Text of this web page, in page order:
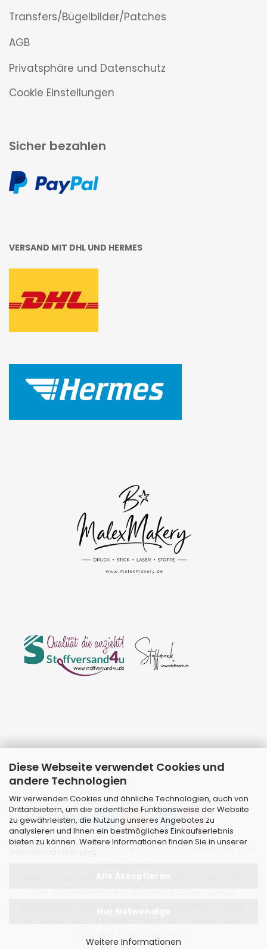
Diese Webseite verwendet Cookies und
andere Technologien
Wir verwenden Cookies und ähnliche Technologien, auch von
Drittanbietern, um die ordentliche Funktionsweise der Website
zu gewährleisten, die Nutzung unseres Angebotes zu
analysieren und Ihnen ein bestmögliches Einkaufserlebnis
bieten zu können. Weitere Informationen finden Sie in unserer
.
Alle Akzeptieren
Nur Notwendige
Weitere Informationen
Transfers/Bügelbilder/Patches
AGB
Privatsphäre und Datenschutz
Cookie Einstellungen
Sicher bezahlen
VERSAND MIT DHL UND HERMES
Webshopby Gambio.de © 2026 | Template von
Alle Preise inkl. MwSt. & zzgl. Versandkosten
sämtliche Produktbilder sind Eigentum Ihrer
nur der Beschreibung.